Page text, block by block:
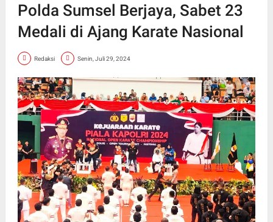
Polda Sumsel Berjaya, Sabet 23
Medali di Ajang Karate Nasional
Redaksi Senin, Juli 29, 2024